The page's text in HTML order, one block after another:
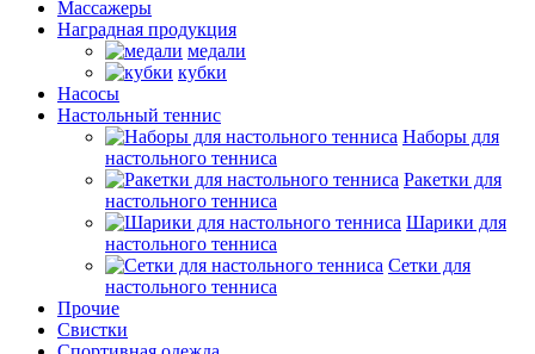
Массажеры
Наградная продукция
медали
кубки
Насосы
Настольный теннис
Наборы для
настольного тенниса
Ракетки для
настольного тенниса
Шарики для
настольного тенниса
Сетки для
настольного тенниса
Прочие
Свистки